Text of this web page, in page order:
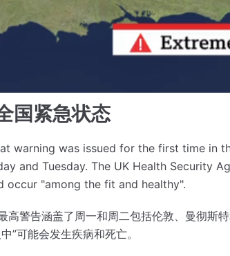
国紧急状态
warning was issued for the first time in
and Tuesday. The UK Health Security
occur "among the fit and healthy".
高警告涵盖了周一和周二包括伦敦、曼彻斯特
可能会发生疾病和死亡。